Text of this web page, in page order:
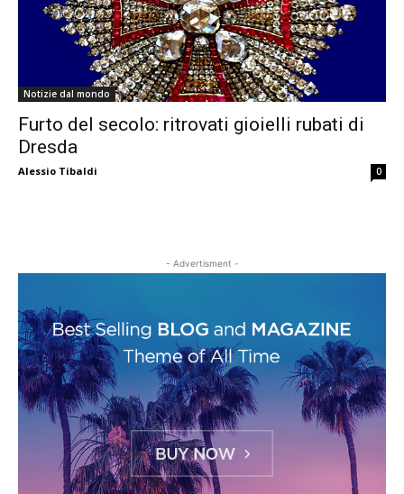
Notizie dal mondo
Furto del secolo: ritrovati gioielli rubati di
Dresda
Alessio Tibaldi 0
- Advertisment -